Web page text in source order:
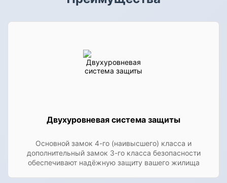
Двухуровневая система защиты
Основной замок 4-го (наивысшего) класса и
дополнительный замок 3-го класса безопасности
обеспечивают надёжную защиту вашего жилища